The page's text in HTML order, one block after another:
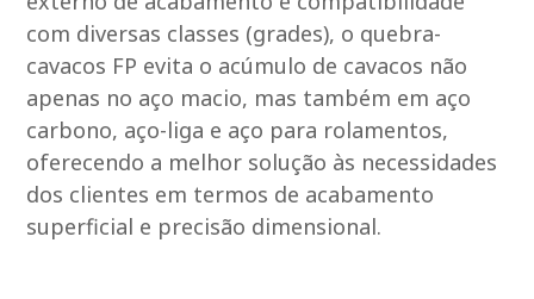
com diversas classes (grades), o quebra-
cavacos FP evita o acúmulo de cavacos não
apenas no aço macio, mas também em aço
carbono, aço-liga e aço para rolamentos,
oferecendo a melhor solução às necessidades
dos clientes em termos de acabamento
superficial e precisão dimensional.